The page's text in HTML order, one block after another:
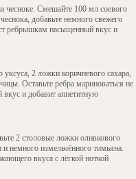
чесноке. Смешайте 100 мл соевого
добавьте немного свежего
ребрышкам насыщенный вкус и
2 ложки коричневого сахара,
Оставьте ребра мариноваться не
вкус и добавит аппетитную
2 столовые ложки оливкового
немного измельчённого тимьяна.
вкуса с лёгкой ноткой